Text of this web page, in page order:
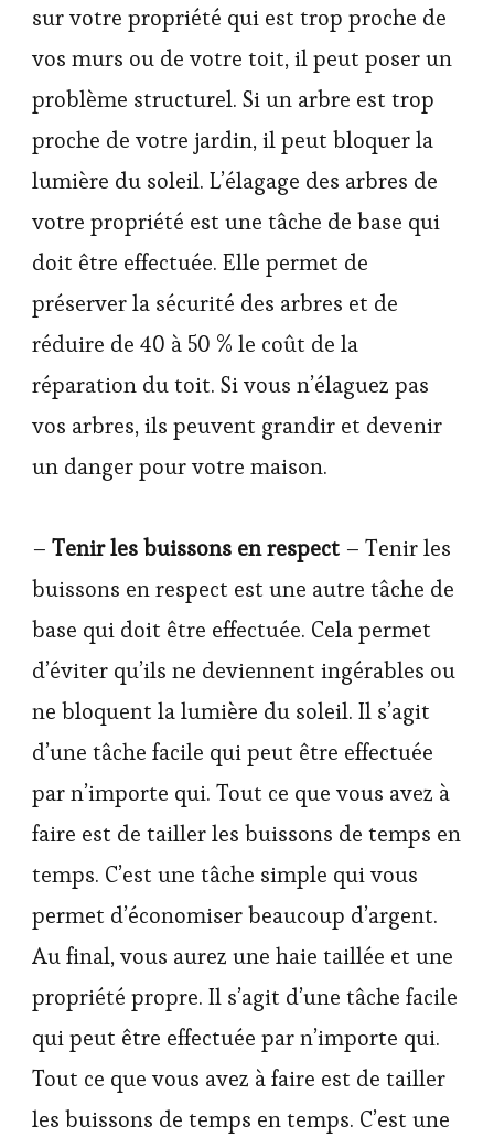
sur votre propriété qui est trop proche de
vos murs ou de votre toit, il peut poser un
problème structurel. Si un arbre est trop
proche de votre jardin, il peut bloquer la
lumière du soleil. L’élagage des arbres de
votre propriété est une tâche de base qui
doit être effectuée. Elle permet de
préserver la sécurité des arbres et de
réduire de 40 à 50 % le coût de la
réparation du toit. Si vous n’élaguez pas
vos arbres, ils peuvent grandir et devenir
un danger pour votre maison.
– Tenir les buissons en respect – Tenir les
buissons en respect est une autre tâche de
base qui doit être effectuée. Cela permet
d’éviter qu’ils ne deviennent ingérables ou
ne bloquent la lumière du soleil. Il s’agit
d’une tâche facile qui peut être effectuée
par n’importe qui. Tout ce que vous avez à
faire est de tailler les buissons de temps en
temps. C’est une tâche simple qui vous
permet d’économiser beaucoup d’argent.
Au final, vous aurez une haie taillée et une
propriété propre. Il s’agit d’une tâche facile
qui peut être effectuée par n’importe qui.
Tout ce que vous avez à faire est de tailler
les buissons de temps en temps. C’est une